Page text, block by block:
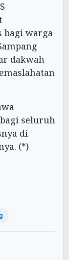
bagi warga
dakwah
seluruh
di
(*)